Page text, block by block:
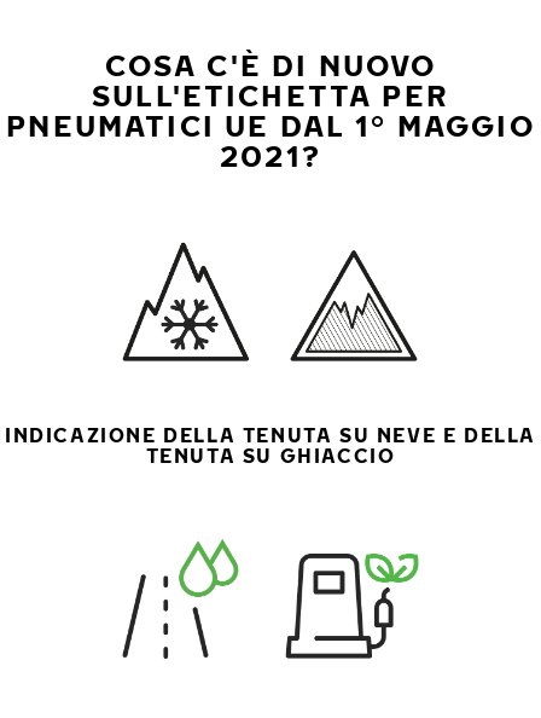
COSA C'È DI NUOVO
SULL'ETICHETTA PER
PNEUMATICI UE DAL 1° MAGGIO
2021?
INDICAZIONE DELLA TENUTA SU NEVE E DELLA
TENUTA SU GHIACCIO